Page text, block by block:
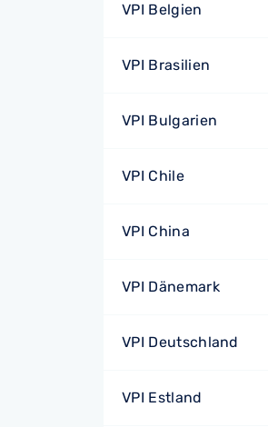
VPI Belgien
VPI Brasilien
VPI Bulgarien
VPI Chile
VPI China
VPI Dänemark
VPI Deutschland
VPI Estland